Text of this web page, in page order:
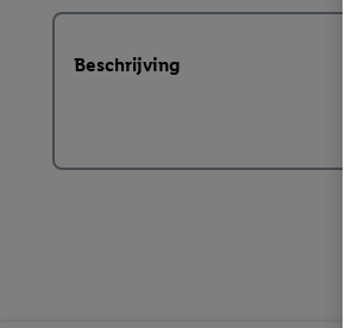
Beschrijving